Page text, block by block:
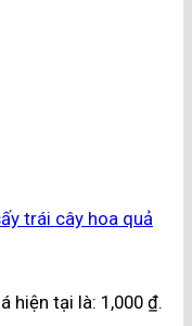
trái cây hoa quả
hiện tại là: 1,000 ₫.